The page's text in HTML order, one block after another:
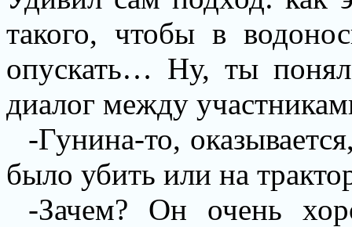
такого, чтобы в
опускать… Ну, ты
диалог между
-Гунина-то,
было убить или на
-Зачем? Он очень